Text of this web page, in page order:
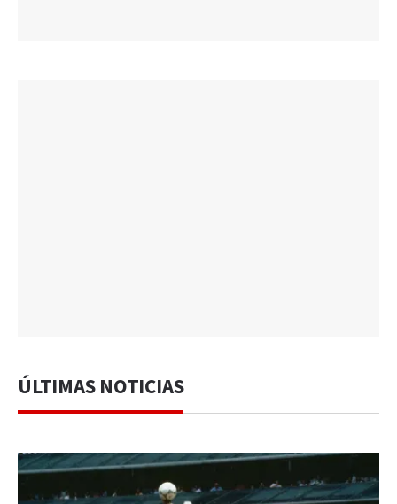
ÚLTIMAS NOTICIAS